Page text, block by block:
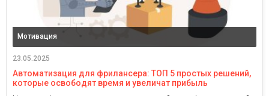
Мотивация
23.05.2025
Автоматизация для фрилансера: ТОП 5 простых решений,
которые освободят время и увеличат прибыль